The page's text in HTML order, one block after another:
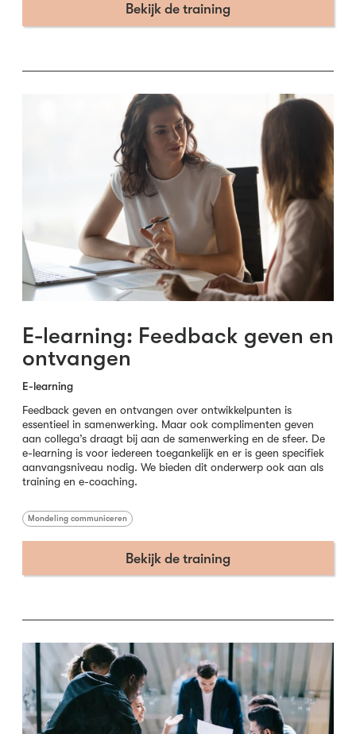
Bekijk de training
E-learning: Feedback geven en
ontvangen
E-learning
Feedback geven en ontvangen over ontwikkelpunten is
essentieel in samenwerking. Maar ook complimenten geven
aan collega’s draagt bij aan de samenwerking en de sfeer. De
e-learning is voor iedereen toegankelijk en er is geen specifiek
aanvangsniveau nodig. We bieden dit onderwerp ook aan als
training en e-coaching.
Mondeling communiceren
Bekijk de training